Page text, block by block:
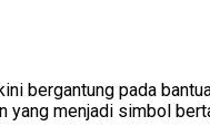
bergantung pada
menjadi simbol